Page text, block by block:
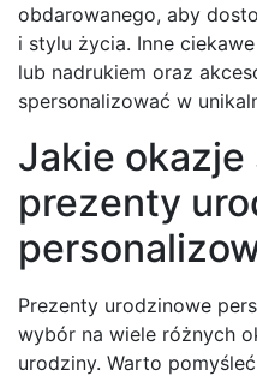
obdarowanego, aby
i stylu życia. Inne
lub nadrukiem oraz
spersonalizować w
Jakie okazje
prezenty
Prezenty urodzinowe
wybór na wiele różnych
urodziny. Warto